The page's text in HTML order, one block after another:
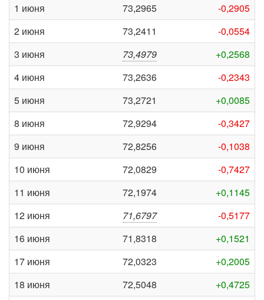
1 июня 73,2965
-0,2905
2 июня
73,2411
-0,0554
3 июня
73,4979
+0,2568
4 июня
73,2636
-0,2343
5 июня
73,2721
+0,0085
8 июня
72,9294
-0,3427
9 июня
72,8256
-0,1038
10 июня
72,0829
-0,7427
11 июня
72,1974
+0,1145
12 июня
71,6797
-0,5177
16 июня
71,8318
+0,1521
17 июня
72,0323
+0,2005
18 июня
72,5048
+0,4725